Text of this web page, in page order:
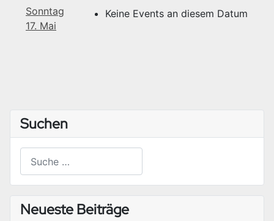
Sonntag
17. Mai
Keine Events an diesem Datum
Suchen
Type 2 or more characters for results.
Neueste Beiträge